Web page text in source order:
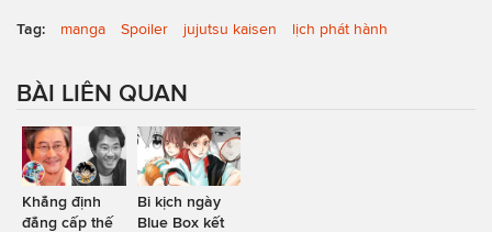
Tag: manga Spoiler jujutsu kaisen lịch phát hành
BÀI LIÊN QUAN
Khẳng định
đẳng cấp thế
Bi kịch ngày
Blue Box kết